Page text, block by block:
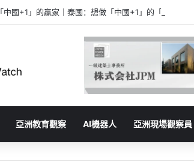
「中國+1」的贏家｜泰國：想做「中國+1」的「樞紐」
亞洲教育觀察 AI機器人 亞洲現場觀察員